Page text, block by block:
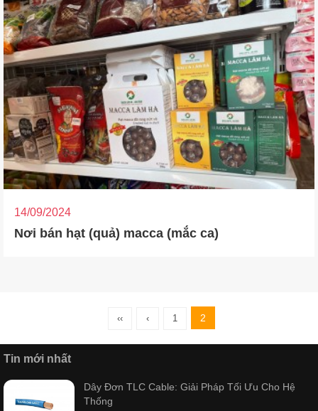
14/09/2024
Nơi bán hạt (quả) macca (mắc ca)
‹‹ ‹ 1 2
Tin mới nhất
Dây Đơn TLC Cable: Giải Pháp Tối Ưu Cho Hệ
Thống